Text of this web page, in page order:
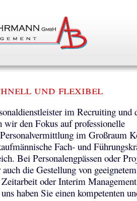
und flexibel
im Recruiting und
wir den Fokus auf professionelle
im Großraum
Fach- und
Bei Personalengpässen oder
die Gestellung von
oder Interim
haben Sie einen kompetenten